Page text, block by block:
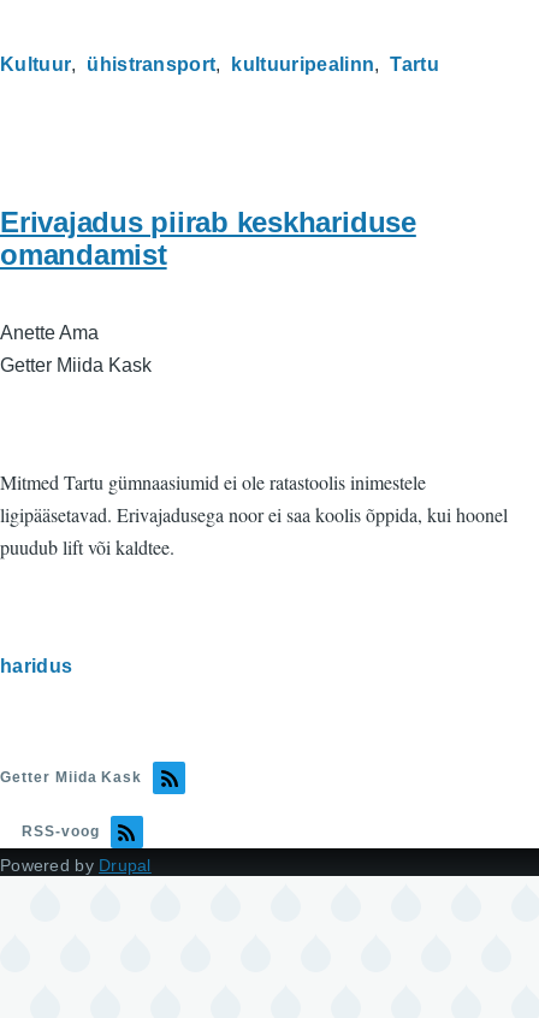
Kultuur ühistransport kultuuripealinn Tartu
Erivajadus piirab keskhariduse
omandamist
Anette Ama
Getter Miida Kask
Mitmed Tartu gümnaasiumid ei ole ratastoolis inimestele
ligipääsetavad. Erivajadusega noor ei saa koolis õppida, kui hoonel
puudub lift või kaldtee.
haridus
Getter Miida Kask
RSS-voog
Powered by Drupal